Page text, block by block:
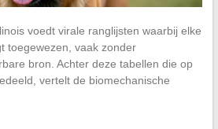
voedt virale ranglijsten waarbij elke
toegewezen, vaak zonder
bron. Achter deze tabellen die op
vertelt de biomechanische